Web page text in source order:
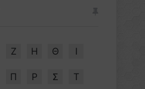
Ζ Η Θ Ι
Π Ρ Σ Τ